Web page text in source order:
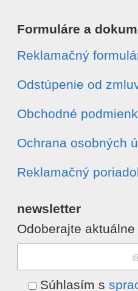
Formuláre a
Reklamačný
Odstúpenie od
Obchodné
Ochrana osobných
Reklamačný
newsletter
Odoberajte
Súhlasím s